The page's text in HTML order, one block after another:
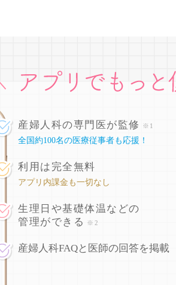
産婦人科の専門医が監修 ※1
全国約100名の医療従事者も応援！
利用は完全無料
アプリ内課金も一切なし
生理日や基礎体温などの
管理ができる
※2
産婦人科FAQと医師の回答を掲載